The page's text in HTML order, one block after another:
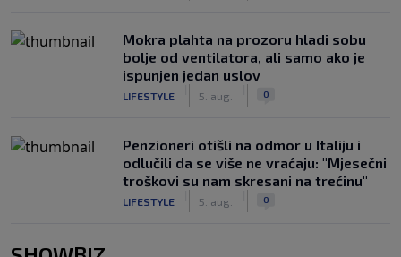
Mokra plahta na prozoru hladi sobu
bolje od ventilatora, ali samo ako je
ispunjen jedan uslov
LIFESTYLE 5. aug. 0
Penzioneri otišli na odmor u Italiju i
odlučili da se više ne vraćaju: "Mjesečni
troškovi su nam skresani na trećinu"
LIFESTYLE 5. aug. 0